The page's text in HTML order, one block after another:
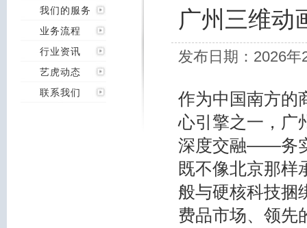
我们的服务
业务流程
行业资讯
艺虎动态
联系我们
广州三维动
发布日期：2026
作为中国南方的
心引擎之一，广
深度交融——务
既不像北京那样
般与硬核科技捆
费品市场、领先